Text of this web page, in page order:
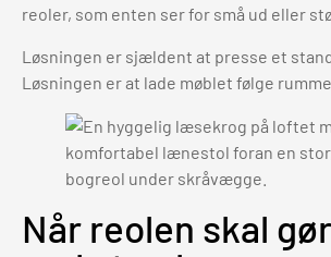
reoler, som enten ser for små ud eller
Løsningen er sjældent at presse et
Løsningen er at lade møblet følge
Når reolen skal